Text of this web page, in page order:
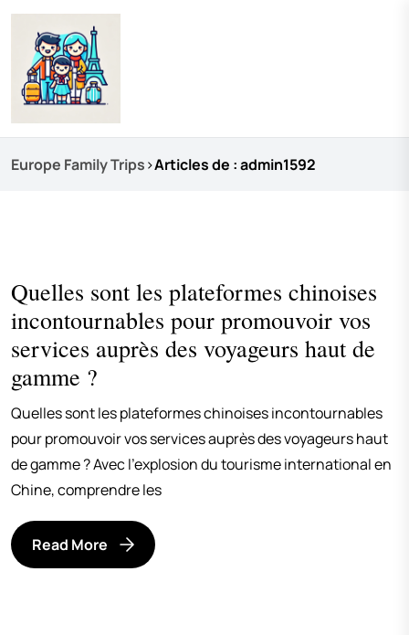
Europe Family Trips>Articles de : admin1592
Quelles sont les plateformes chinoises
incontournables pour promouvoir vos
services auprès des voyageurs haut de
gamme ?
Quelles sont les plateformes chinoises incontournables
pour promouvoir vos services auprès des voyageurs haut
de gamme ? Avec l’explosion du tourisme international en
Chine, comprendre les
Read More